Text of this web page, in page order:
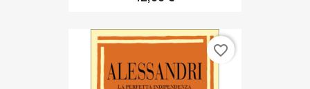
favorite_border